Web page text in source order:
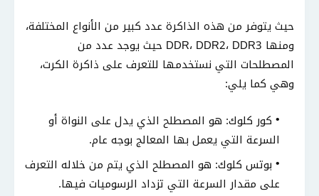
حيث يتوفر من هذه الذاكرة عدد كبير من الأنواع المختلفة،
ومنها DDR، DDR2، DDR3 حيث يوجد عدد من
المصطلحات التي نستخدمها للتعرف على ذاكرة الكرت،
وهي كما يلي:
كور كلوك: هو المصطلح الذي يدل على النواة أو
السرعة التي يعمل بها المعالج بوجه عام.
بوتس كلوك: هو المصطلح الذي يتم من خلاله التعرف
على مقدار السرعة التي تزداد الرسوميات فيها.